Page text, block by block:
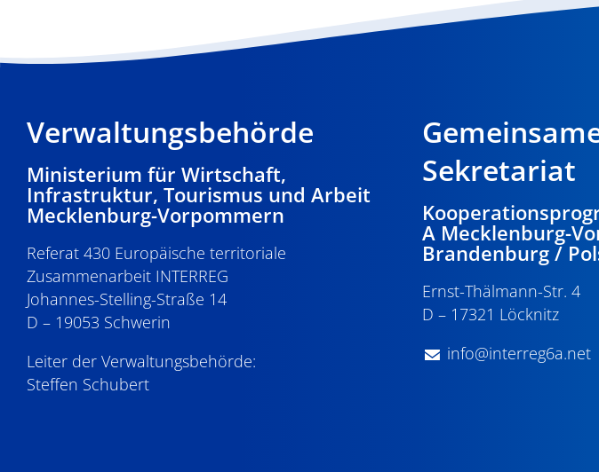
Verwaltungsbehörde
Ministerium für Wirtschaft,
Infrastruktur, Tourismus und Arbeit
Mecklenburg-Vorpommern
Referat 430 Europäische territoriale
Zusammenarbeit INTERREG
Johannes-Stelling-Straße 14
D – 19053 Schwerin
Leiter der Verwaltungsbehörde:
Steffen Schubert
Sekretariat
A Mecklenburg-
Brandenburg /
Ernst-Thälmann-Str. 4
D – 17321 Löcknitz
info@interreg6a.net